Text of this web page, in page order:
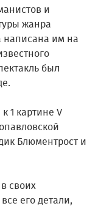
и
жанра
написана им на
был
1 картине V
Блюментрост и
своих
его детали,